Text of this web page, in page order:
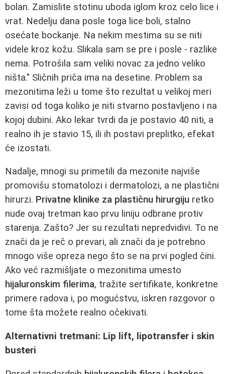
bolan. Zamislite stotinu uboda iglom kroz celo lice i
vrat. Nedelju dana posle toga lice boli, stalno
osećate bockanje. Na nekim mestima su se niti
videle kroz kožu. Slikala sam se pre i posle - razlike
nema. Potrošila sam veliki novac za jedno veliko
ništa." Sličnih priča ima na desetine. Problem sa
mezonitima leži u tome što rezultat u velikoj meri
zavisi od toga koliko je niti stvarno postavljeno i na
kojoj dubini. Ako lekar tvrdi da je postavio 40 niti, a
realno ih je stavio 15, ili ih postavi preplitko, efekat
će izostati.
Nadalje, mnogi su primetili da mezonite najviše
promovišu stomatolozi i dermatolozi, a ne plastični
hirurzi. Privatne klinike za plastičnu hirurgiju retko
nude ovaj tretman kao prvu liniju odbrane protiv
starenja. Zašto? Jer su rezultati nepredvidivi. To ne
znači da je reč o prevari, ali znači da je potrebno
mnogo više opreza nego što se na prvi pogled čini.
Ako već razmišljate o mezonitima umesto
hijaluronskim filerima, tražite sertifikate, konkretne
primere radova i, po mogućstvu, iskren razgovor o
tome šta možete realno očekivati.
Alternativni tretmani: Lip lift, lipotransfer i skin
busteri